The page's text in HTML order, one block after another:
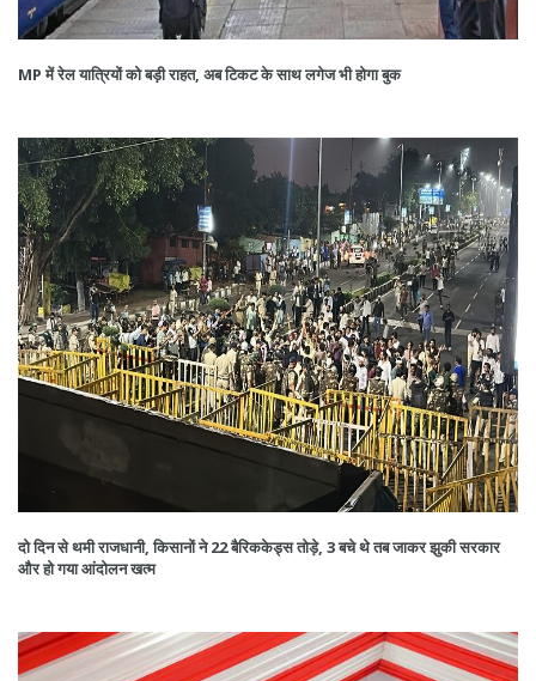
MP में रेल यात्रियों को बड़ी राहत, अब टिकट के साथ लगेज भी होगा बुक
दो दिन से थमी राजधानी, किसानों ने 22 बैरिककेड्स तोड़े, 3 बचे थे तब जाकर झुकी सरकार
और हो गया आंदोलन खत्म